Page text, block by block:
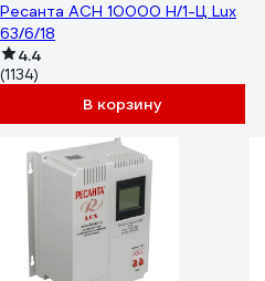
Ресанта АСН 10000 Н/1-Ц Lux
63/6/18
4.4
(1134)
В корзину